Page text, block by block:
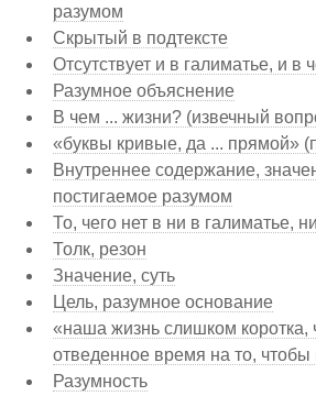
разумом
Скрытый в подтексте
Отсутствует и в галиматье, и в
Разумное объяснение
В чем ... жизни? (извечный
«буквы кривые, да ... прямой»
Внутреннее содержание,
постигаемое разумом
То, чего нет в ни в галиматье,
Толк, резон
Значение, суть
Цель, разумное основание
«наша жизнь слишком коротка,
отведенное время на то, чтобы
Разумность